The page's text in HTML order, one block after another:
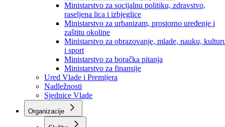
Ministarstvo za privredu
Ministarstvo za pravosuđe, upravu i radne odnose
Ministarstvo za unutrašnje poslove
Ministarstvo za socijalnu politiku, zdravstvo,
raseljena lica i izbjeglice
Ministarstvo za urbanizam, prostorno uređenje i
zaštitu okoline
Ministarstvo za obrazovanje, mlade, nauku,
i sport
Ministarstvo za boračka pitanja
Ministarstvo za finansije
Ured Vlade i Premijera
Nadležnosti
Sjednice Vlade